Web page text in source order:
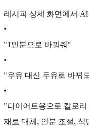
레시피 상세 화면에서 AI
•
"1인분으로 바꿔줘"
•
"우유 대신 두유로 바꿔
•
"다이어트용으로 칼로리
재료 대체, 인분 조절, 식